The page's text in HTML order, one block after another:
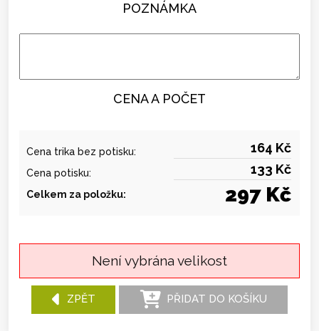
POZNÁMKA
CENA A POČET
Cena trika bez potisku: 164 Kč
Cena potisku: 133 Kč
Celkem za položku: 297 Kč
Není vybrána velikost
ZPĚT PŘIDAT DO KOŠÍKU